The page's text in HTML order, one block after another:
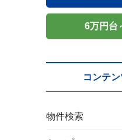
6万円台
コンテ
物件検索